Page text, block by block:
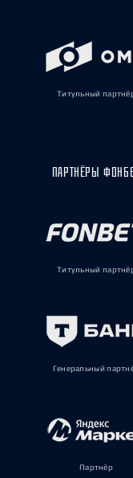
Титульный
ПАРТНЁРЫ
Титульный
Генеральный
Партнёр